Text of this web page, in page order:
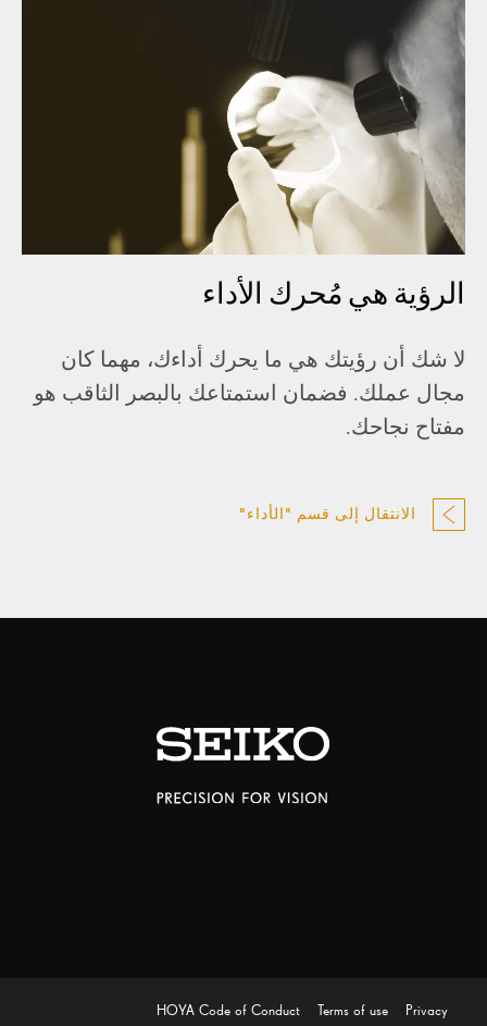
الرؤية هي مُحرك الأداء
لا شك أن رؤيتك هي ما يحرك أداءك، مهما كان
مجال عملك. فضمان استمتاعك بالبصر الثاقب هو
مفتاح نجاحك.
الانتقال إلى قسم "الأداء"
Privacy
Terms of use
HOYA Code of Conduct